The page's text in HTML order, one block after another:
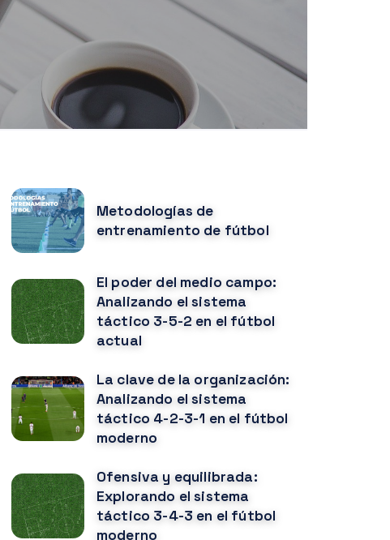
Metodologías de
entrenamiento de fútbol
El poder del medio campo:
Analizando el sistema
táctico 3-5-2 en el fútbol
actual
La clave de la organización:
Analizando el sistema
táctico 4-2-3-1 en el fútbol
moderno
Ofensiva y equilibrada:
Explorando el sistema
táctico 3-4-3 en el fútbol
moderno